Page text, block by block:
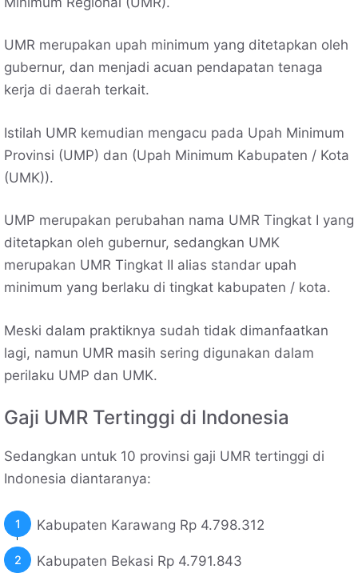
UMR merupakan upah minimum yang ditetapkan oleh
gubernur, dan menjadi acuan pendapatan tenaga
kerja di daerah terkait.
Istilah UMR kemudian mengacu pada Upah Minimum
Provinsi (UMP) dan (Upah Minimum Kabupaten / Kota
(UMK)).
UMP merupakan perubahan nama UMR Tingkat I yang
ditetapkan oleh gubernur, sedangkan UMK
merupakan UMR Tingkat II alias standar upah
minimum yang berlaku di tingkat kabupaten / kota.
Meski dalam praktiknya sudah tidak dimanfaatkan
lagi, namun UMR masih sering digunakan dalam
perilaku UMP dan UMK.
Gaji UMR Tertinggi di Indonesia
Sedangkan untuk 10 provinsi gaji UMR tertinggi di
Indonesia diantaranya:
Kabupaten Karawang Rp 4.798.312
Kabupaten Bekasi Rp 4.791.843